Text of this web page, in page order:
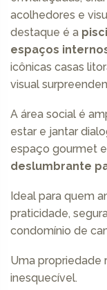
acolhedores e
destaque é a
espaços
icônicas casas
visual
A área social é
estar e jantar
espaço gourmet
deslumbrante
Ideal para quem
praticidade,
condomínio de
Uma propriedade
inesquecível.